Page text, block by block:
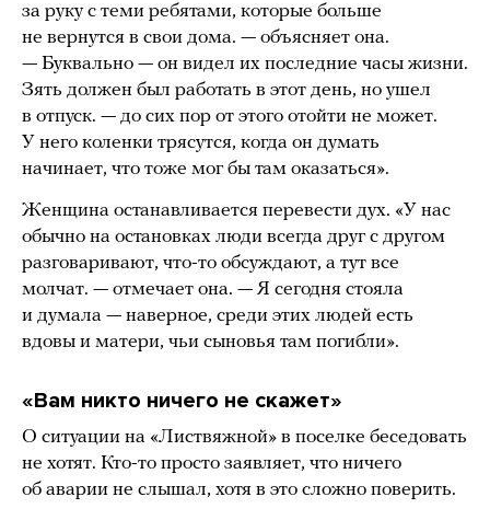
за руку с теми ребятами, которые больше
не вернутся в свои дома. — объясняет она.
— Буквально — он видел их последние часы жизни.
Зять должен был работать в этот день, но ушел
в отпуск. — до сих пор от этого отойти не может.
У него коленки трясутся, когда он думать
начинает, что тоже мог бы там оказаться».
Женщина останавливается перевести дух. «У нас
обычно на остановках люди всегда друг с другом
разговаривают, что-то обсуждают, а тут все
молчат. — отмечает она. — Я сегодня стояла
и думала — наверное, среди этих людей есть
вдовы и матери, чьи сыновья там погибли».
«Вам никто ничего не скажет»
О ситуации на «Листвяжной» в поселке беседовать
не хотят. Кто-то просто заявляет, что ничего
об аварии не слышал, хотя в это сложно поверить.